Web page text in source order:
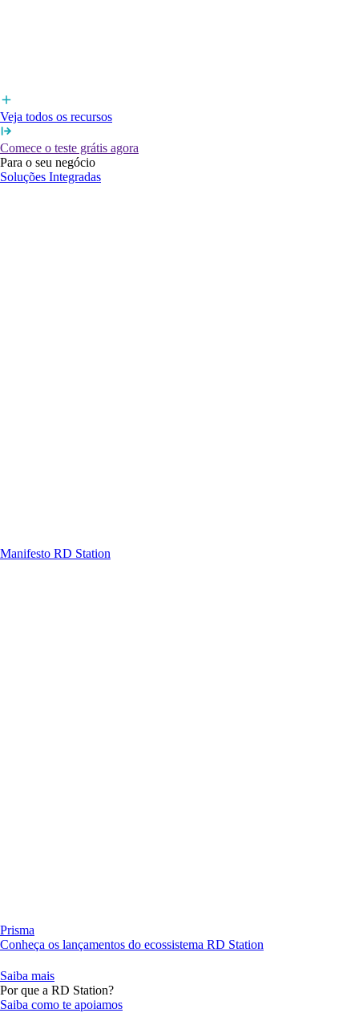
Veja todos os recursos
Comece o teste grátis agora
Para o seu negócio
Soluções Integradas
Manifesto RD Station
Prisma
Conheça os lançamentos do ecossistema RD Station
Saiba mais
Por que a RD Station?
Saiba como te apoiamos